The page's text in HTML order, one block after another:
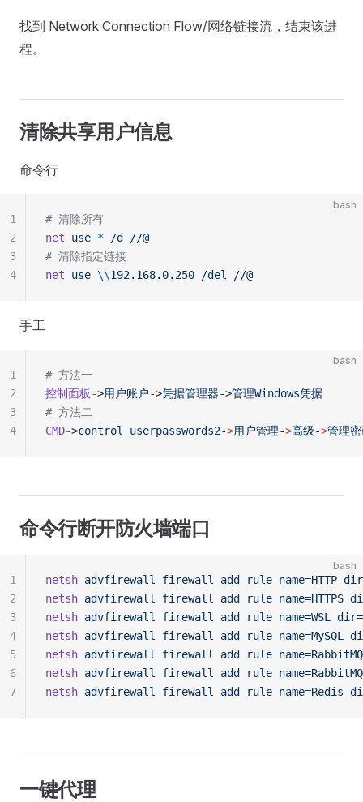
找到 Network Connection Flow/网络链接流，结束该进
程。
清除共享用户信息
命令行
bash
# 清除所有
net use * /d
//@
# 清除指定链接
net use \\192.168.0.250 /del //@
1
2
3
4
手工
bash
# 方法一
控制面板->用户账户->凭据管理器->管理Windows凭据
# 方法二
CMD->control userpasswords2->用户管理->高级->管理
1
2
3
4
命令行断开防火墙端口
bash
netsh advfirewall firewall add rule name=HTTP
netsh advfirewall firewall add rule name=HTTPS
netsh advfirewall firewall add rule name=WSL
netsh advfirewall firewall add rule name=MySQL
netsh advfirewall firewall add rule name=RabbitMQ
netsh advfirewall firewall add rule name=RabbitMQ
netsh advfirewall firewall add rule name=Redis
1
2
3
4
5
6
7
一键代理